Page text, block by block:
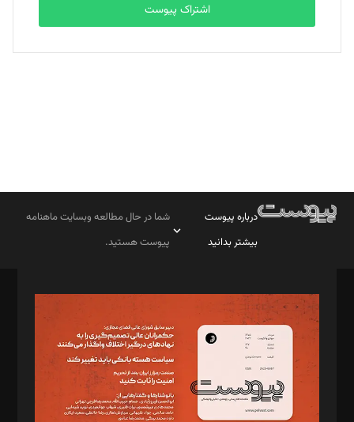
بابک نقاش
تحریریه
اشتراک پیوست
درباره پیوست
بیشتر بدانید
شما در حال مطالعه وبسایت ماهنامه
پیوست هستید.
مدیر مسئول: محمدباقر اثنی‌عشری
سردبیر: مهرک محمودی
دبیر تحریریه: میثم قاسمی
د‌بیر ناداستان: سمانه سمیع
د‌بیر خدمت و تجارت: ابوالفضل رجبی
د‌بیر حقوق فناوری: حسام‌الدین ایپکچی